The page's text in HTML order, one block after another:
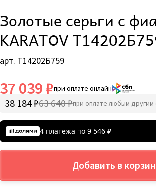
Золотые серьги с
KARATOV
арт. Т14202Б759
37 039 ₽при оплате онлайн
38 184 ₽63 640 ₽при оплате любым другим
4 платежа по 9 546₽
Добавить в